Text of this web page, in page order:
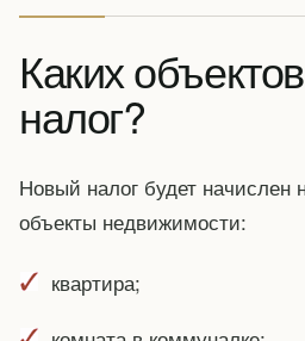
Каких
налог?
Новый налог будет
объекты недвижимости:
квартира;